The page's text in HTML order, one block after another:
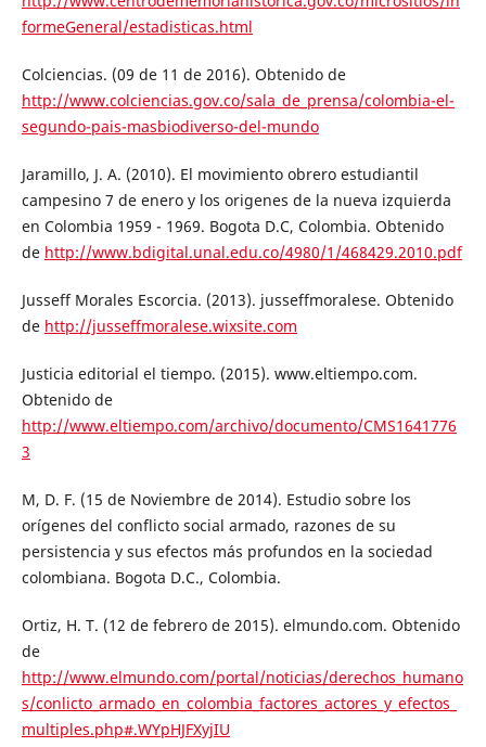
formeGeneral/estadisticas.html
Colciencias. (09 de 11 de 2016). Obtenido de
http://www.colciencias.gov.co/sala_de_prensa/colombia-el-
segundo-pais-masbiodiverso-del-mundo
Jaramillo, J. A. (2010). El movimiento obrero estudiantil
campesino 7 de enero y los origenes de la nueva izquierda
en Colombia 1959 - 1969. Bogota D.C, Colombia. Obtenido
de http://www.bdigital.unal.edu.co/4980/1/468429.2010.pdf
Jusseff Morales Escorcia. (2013). jusseffmoralese. Obtenido
de http://jusseffmoralese.wixsite.com
Justicia editorial el tiempo. (2015). www.eltiempo.com.
Obtenido de
http://www.eltiempo.com/archivo/documento/CMS1641776
3
M, D. F. (15 de Noviembre de 2014). Estudio sobre los
orígenes del conflicto social armado, razones de su
persistencia y sus efectos más profundos en la sociedad
colombiana. Bogota D.C., Colombia.
Ortiz, H. T. (12 de febrero de 2015). elmundo.com. Obtenido
de
http://www.elmundo.com/portal/noticias/derechos_humano
s/conlicto_armado_en_colombia_factores_actores_y_efectos_
multiples.php#.WYpHJFXyjIU